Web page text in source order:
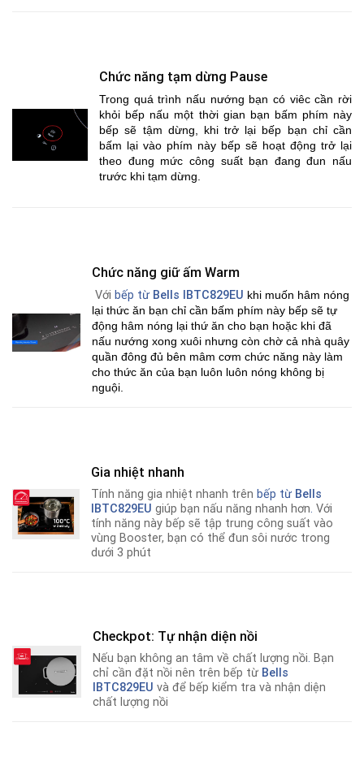
Chức năng tạm dừng Pause
Trong quá trình nấu nướng bạn có viêc cần rời
khỏi bếp nấu một thời gian bạn bấm phím này
bếp sẽ tậm dừng, khi trở lại bếp bạn chỉ cần
bấm lại vào phím này bếp sẽ hoạt động trở lại
theo đung mức công suất bạn đang đun nấu
trước khi tạm dừng.
Chức năng giữ ấm Warm
Với bếp từ Bells IBTC829EU khi muốn hâm nóng
lại thức ăn bạn chỉ cần bấm phím này bếp sẽ tự
động hâm nóng lại thứ ăn cho bạn hoặc khi đã
nấu nướng xong xuôi nhưng còn chờ cả nhà quây
quần đông đủ bên mâm cơm chức năng này làm
cho thức ăn của bạn luôn luôn nóng không bị
nguội.
Gia nhiệt nhanh
Tính năng gia nhiệt nhanh trên bếp từ Bells
IBTC829EU giúp bạn nấu năng nhanh hơn. Với
tính năng này bếp sẽ tập trung công suất vào
vùng Booster, bạn có thể đun sôi nước trong
dưới 3 phút
Checkpot: Tự nhận diện nồi
Nếu bạn không an tâm về chất lượng nồi. Bạn
chỉ cần đặt nồi nên trên bếp từ Bells
IBTC829EU và để bếp kiểm tra và nhận diện
chất lượng nồi